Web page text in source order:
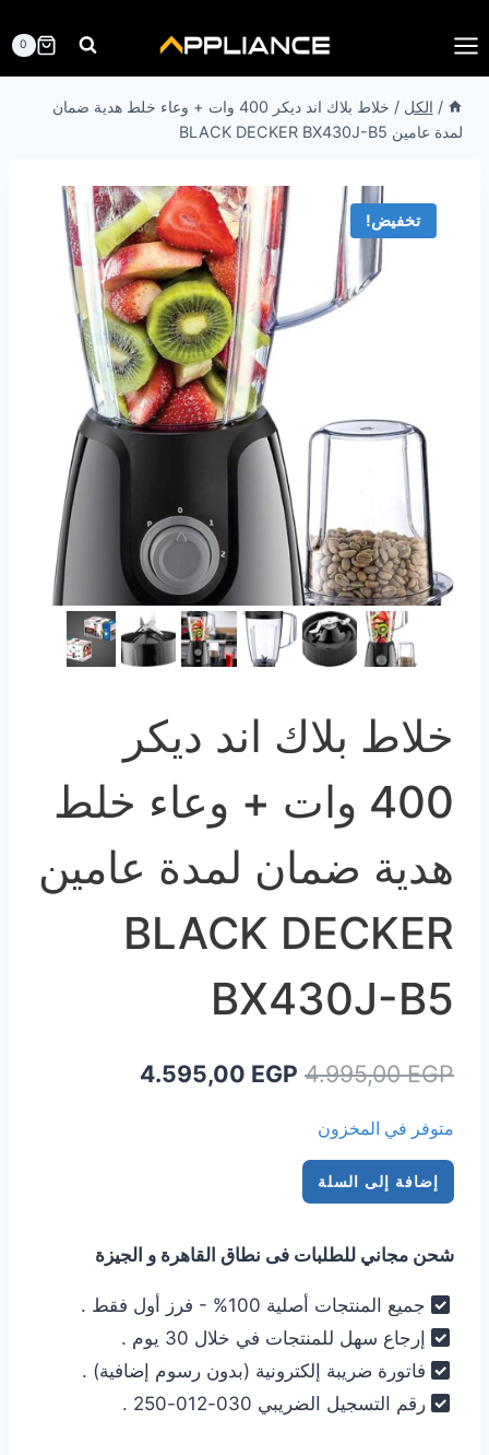
إلى
المحتوى
0
/ الكل /
خلاط بلاك اند ديكر 400 وات + وعاء خلط هدية ضمان
لمدة عامين BLACK DECKER BX430J-B5
تخفيض!
خلاط بلاك اند ديكر
400 وات + وعاء خلط
هدية ضمان لمدة عامين
BLACK DECKER
BX430J-B5
4.995,00EGP
السعر4.595,00 EGP
متوفر في المخزون
كمية
خلاط
اند
ديكر
400
وات
+
وعاء
إضافة إلى السلة
شحن مجاني للطلبات فى نطاق القاهرة و الجيزة
جميع المنتجات أصلية 100% - فرز أول فقط .
إرجاع سهل للمنتجات في خلال 30 يوم .
فاتورة ضريبة إلكترونية (بدون رسوم إضافية) .
رقم التسجيل الضريبي 030-012-250 .